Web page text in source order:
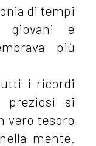
di tempi
giovani e
più
i ricordi
preziosi si
vero tesoro
mente.